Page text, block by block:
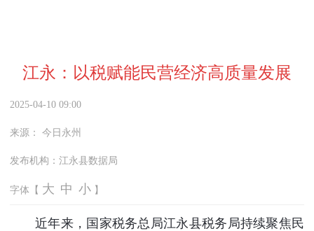
江永：以税赋能民营经济高质量发展
2025-04-10 09:00
来源： 今日永州
发布机构： 江永县数据局
字体【 大 中 小 】
近年来，国家税务总局江永县税务局持续聚焦民